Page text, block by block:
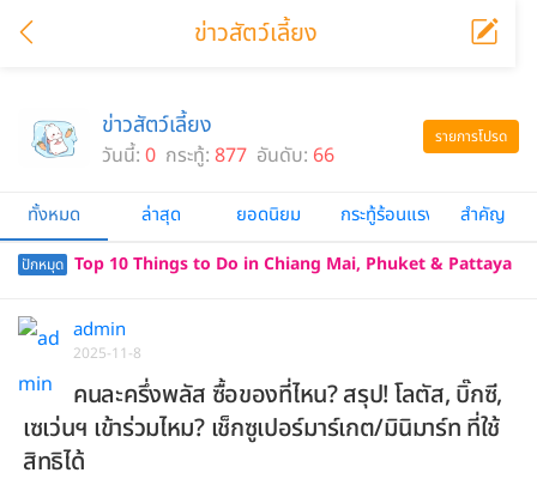
ข่าวสัตว์เลี้ยง
รายการโปรด
ข่าวสัตว์เลี้ยง
วันนี้: 0 กระทู้: 877 อันดับ: 66
ทั้งหมด ล่าสุด ยอดนิยม กระทู้ร้อนแรง สำคัญ
ปักหมุด Top 10 Things to Do in Chiang Mai, Phuket & Pattaya
admin
2025-11-8
คนละครึ่งพลัส ซื้อของที่ไหน? สรุป! โลตัส, บิ๊กซี,
เซเว่นฯ เข้าร่วมไหม? เช็กซูเปอร์มาร์เกต/มินิมาร์ท ที่ใช้
สิทธิได้